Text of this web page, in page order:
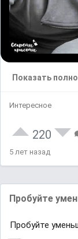
Показать
Интересное
220
5 лет назад
Пробуйте
Пробуйте